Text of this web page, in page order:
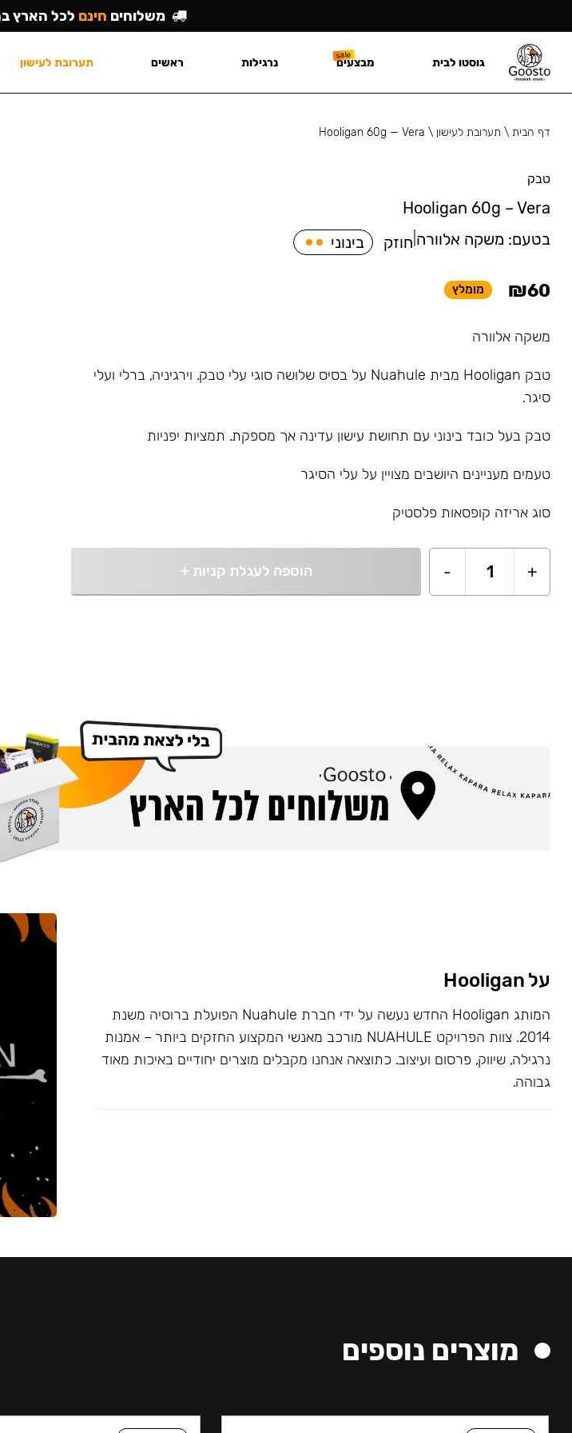
דף הבית\ תערובת לעישון \
Hooligan 60g — Vera
טבק
Hooligan 60g – Vera
בטעם: משקה אלוורה חוזק בינוני
₪60 מומלץ
משקה אלוורה
טבק Hooligan מבית Nuahule על בסיס שלושה סוגי עלי טבק. וירגיניה, ברלי ועלי
סיגר.
טבק בעל כובד בינוני עם תחושת עישון עדינה אך מספקת. תמציות יפניות
טעמים מעניינים היושבים מצויין על עלי הסיגר
סוג אריזה קופסאות פלסטיק
+
1
- הוספה לעגלת קניות +
על Hooligan
המותג Hooligan החדש נעשה על ידי חברת Nuahule הפועלת ברוסיה משנת
2014. צוות הפרויקט NUAHULE מורכב מאנשי המקצוע החזקים ביותר – אמנות
נרגילה, שיווק, פרסום ועיצוב. כתוצאה אנחנו מקבלים מוצרים יחודיים באיכות מאוד
גבוהה.
מוצרים נוספים
משלוחים חינם לכל הארץ
גוסטו לבית מבצעים נרגילות ראשים תערובת לעישון